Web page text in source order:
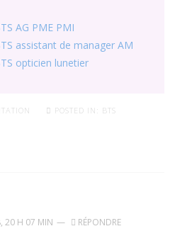
AG PME PMI
assistant de manager AM
opticien lunetier
POSTED IN: BTS
20 H 07 MIN — RÉPONDRE